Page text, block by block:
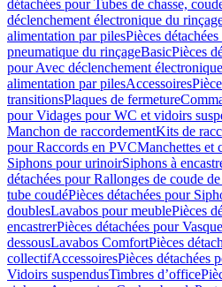
détachées pour Tubes de chasse,
déclenchement électronique du
alimentation par pilesPièces
pneumatique du rinçageBasicPièces
pour Avec déclenchement
alimentation par pilesAccessoires
transitionsPlaques de fermeture
pour Vidages pour WC et vidoirs
Manchon de raccordementKits de
pour Raccords en PVCManchettes et
Siphons pour urinoirSiphons à
détachées pour Rallonges de coude
tube coudéPièces détachées pour
doublesLavabos pour meublePièces
encastrerPièces détachées pour
dessousLavabos ComfortPièces
collectifAccessoiresPièces détachées
Vidoirs suspendusTimbres dʼoffice